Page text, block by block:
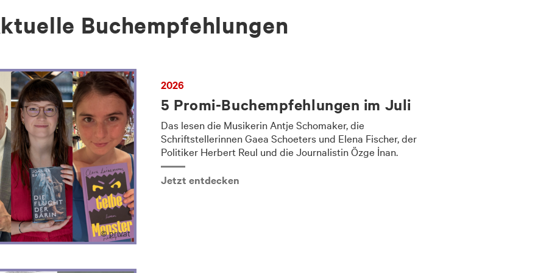
Buchempfehlungen
© privat
2026
5 Promi-Buchempfehlungen im Juli
Das lesen die Musikerin Antje Schomaker, die
Schriftstellerinnen Gaea Schoeters und Elena Fischer, der
Politiker Herbert Reul und die Journalistin Özge İnan.
Jetzt entdecken